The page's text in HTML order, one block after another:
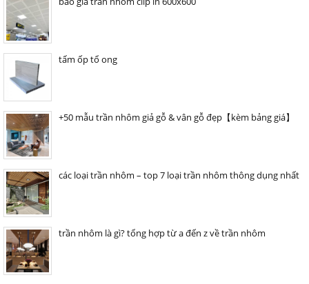
tấm ốp tổ ong
+50 mẫu trần nhôm giả gỗ & vân gỗ đẹp【kèm bảng giá】
các loại trần nhôm – top 7 loại trần nhôm thông dụng nhất
trần nhôm là gì? tổng hợp từ a đến z về trần nhôm